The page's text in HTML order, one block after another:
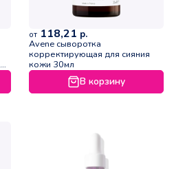
от 118,21 р.
Avene сыворотка
корректирующая для сияния
кожи 30мл
В корзину